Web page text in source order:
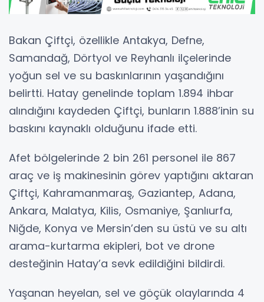
Bakan Çiftçi, özellikle Antakya, Defne,
Samandağ, Dörtyol ve Reyhanlı ilçelerinde
yoğun sel ve su baskınlarının yaşandığını
belirtti. Hatay genelinde toplam 1.894 ihbar
alındığını kaydeden Çiftçi, bunların 1.888’inin su
baskını kaynaklı olduğunu ifade etti.
Afet bölgelerinde 2 bin 261 personel ile 867
araç ve iş makinesinin görev yaptığını aktaran
Çiftçi, Kahramanmaraş, Gaziantep, Adana,
Ankara, Malatya, Kilis, Osmaniye, Şanlıurfa,
Niğde, Konya ve Mersin’den su üstü ve su altı
arama-kurtarma ekipleri, bot ve drone
desteğinin Hatay’a sevk edildiğini bildirdi.
Yaşanan heyelan, sel ve göçük olaylarında 4